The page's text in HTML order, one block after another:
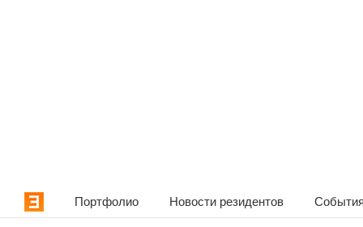
Портфолио Новости резидентов